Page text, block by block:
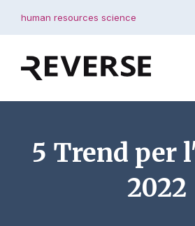
human resources science
5 Trend per
2022